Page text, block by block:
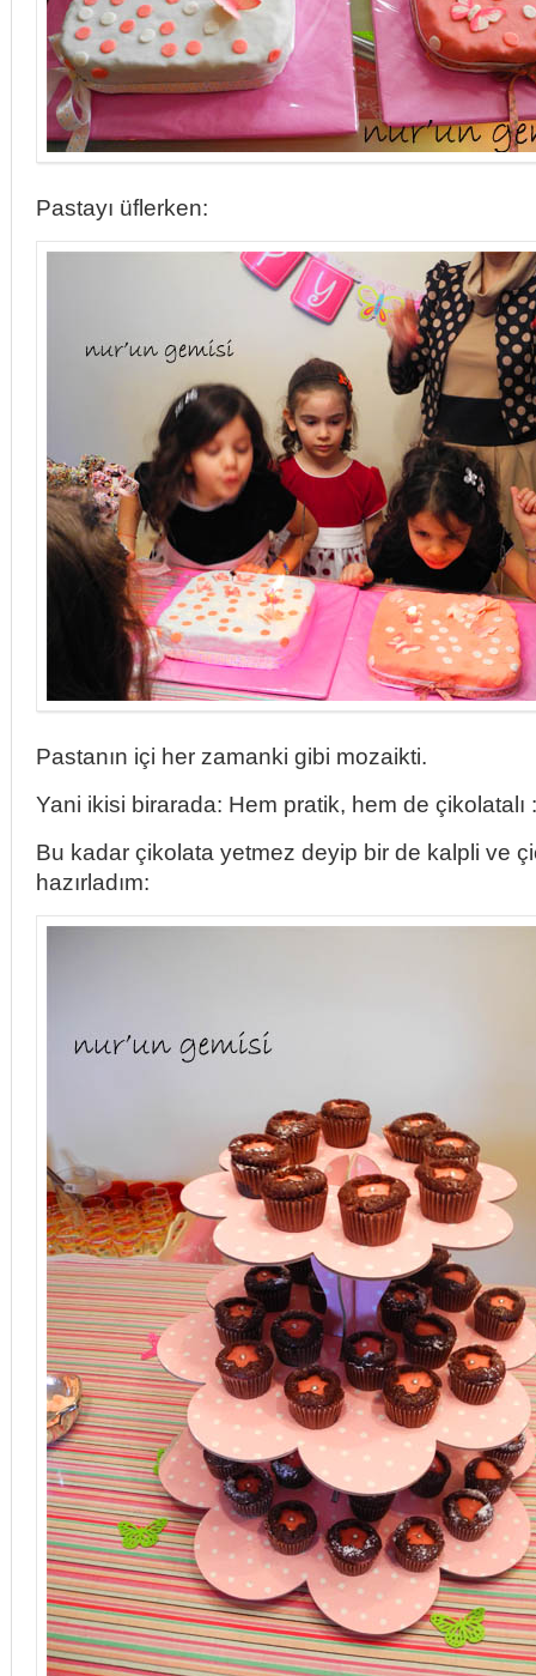
Pastayı üflerken:
Pastanın içi her zamanki gibi mozaikti.
Yani ikisi birarada: Hem pratik, hem de çikolatalı
Bu kadar çikolata yetmez deyip bir de kalpli ve
hazırladım: